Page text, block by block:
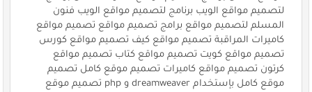
لتصميم مواقع الويب برنامج لتصميم مواقع الويب فنون
المسلم لتصميم مواقع برامج تصميم مواقع تصميم مواقع
كاميرات المراقبة تصميم مواقع كيف تصميم مواقع كورس
تصميم مواقع كويت تصميم مواقع كتاب تصميم مواقع
كرتون تصميم مواقع كاميرات تصميم موقع كامل تصميم
موقع كامل بإستخدام dreamweaver و php تصميم موقع